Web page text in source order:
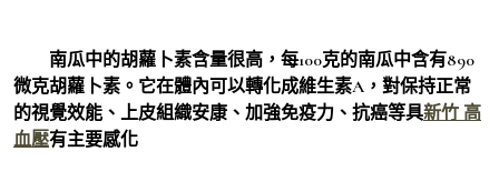
南瓜中的胡蘿卜素含量很高，每100克的南瓜中含有890
微克胡蘿卜素。它在體內可以轉化成維生素A，對保持正常
的視覺效能、上皮組織安康、加強免疫力、抗癌等具新竹 高
血壓有主要感化